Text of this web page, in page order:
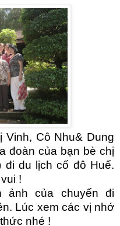
Vinh, Cô Nhu& Dung
đoàn của bạn bè chị
đi du lịch cố đô Huế.
!
ảnh của chuyến đi
Lúc xem các vị nhớ
nhé !